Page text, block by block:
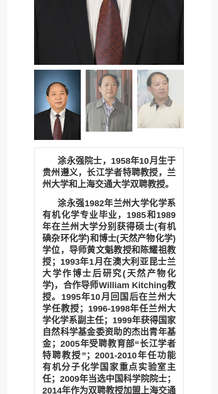
涂永强院士，1958年10月生于
贵州遵义，长江学者特聘教授，兰
州大学和上海交通大学双聘教授。
涂永强1982年兰州大学化学系
有机化学专业毕业，1985和1989
年在兰州大学分别获得硕士(有机
碘杂环化学)和博士(天然产物化学)
学位，导师黄文魁教授和陈耀祖教
授；1993年1月在澳大利亚昆士兰
大学作博士后研究(天然产物化
学) ，合作导师William Kitching教
授。1995年10月回国后在兰州大
学任教授；1996-1998年任兰州大
学化学系副主任；1999年获得国家
自然科学基金委资助的杰出青年基
金；2005年受聘教育部“长江学者
特聘教授”；2001-2010年任功能
有机分子化学国家重点实验室主
任；2009年当选中国科学院院士；
2014年作为双聘教授加盟上海交通